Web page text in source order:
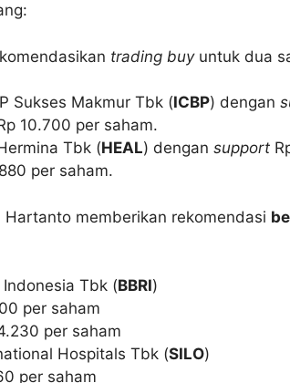
trading buyuntuk dua
Sukses Makmur Tbk (ICBP) dengan
10.700 per saham.
Tbk (HEAL) dengan support
per saham.
Hartanto memberikan rekomendasi
Indonesia Tbk (BBRI)
per saham
per saham
Hospitals Tbk (SILO)
per saham